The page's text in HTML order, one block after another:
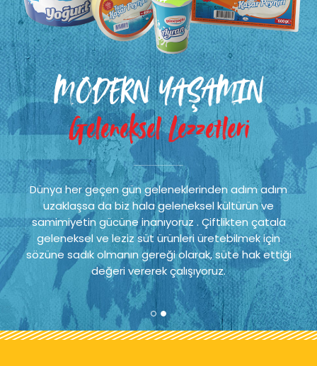
MODERN YAŞAMIN
Geleneksel Lezzetleri
Dünya her geçen gün geleneklerinden adım adım
uzaklaşsa da biz hala geleneksel kültürün ve
samimiyetin gücüne inanıyoruz . Çiftlikten çatala
geleneksel ve leziz süt ürünleri üretebilmek için
sözüne sadık olmanın gereği olarak, süte hak ettiği
değeri vererek çalışıyoruz.